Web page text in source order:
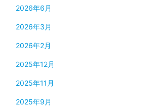
2026年6月
2026年3月
2026年2月
2025年12月
2025年11月
2025年9月